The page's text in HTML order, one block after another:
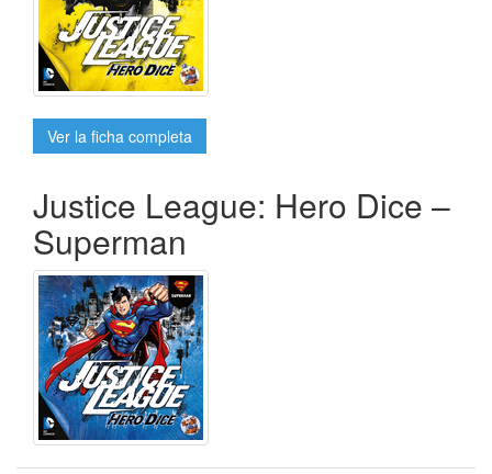
Ver la ficha completa
Justice League: Hero Dice –
Superman